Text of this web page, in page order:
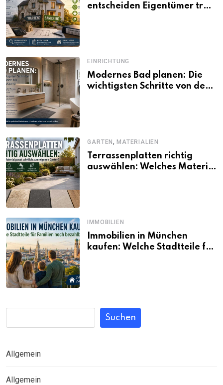
entscheiden Eigentümer trotz
EINRICHTUNG
Modernes Bad planen: Die
wichtigsten Schritte von der
GARTEN,MATERIALIEN
Terrassenplatten richtig
auswählen: Welches Material
IMMOBILIEN
Immobilien in München
kaufen: Welche Stadtteile für
Suchen
Allgemein
Allgemein